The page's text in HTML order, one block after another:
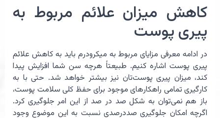
کاهش میزان علائم مربوط به
پیری پوست
در ادامه معرفی مزایای مربوط به میکرودرم باید به کاهش علائم
پیری پوست اشاره کنیم. طبیعتاً هرچه سن شما افزایش پیدا
کند، میزان پیری پوست‌تان نیز بیشتر خواهد شد. حتی با به
کارگیری تمامی راهکارهای موجود برای حفظ کلی سلامت پوست،
باز هم نمی‌توان به شکل صد در صد از این امر جلوگیری کرد.
اگرچه امکان جلوگیری صددرصدی نسبت به این موضوع وجود